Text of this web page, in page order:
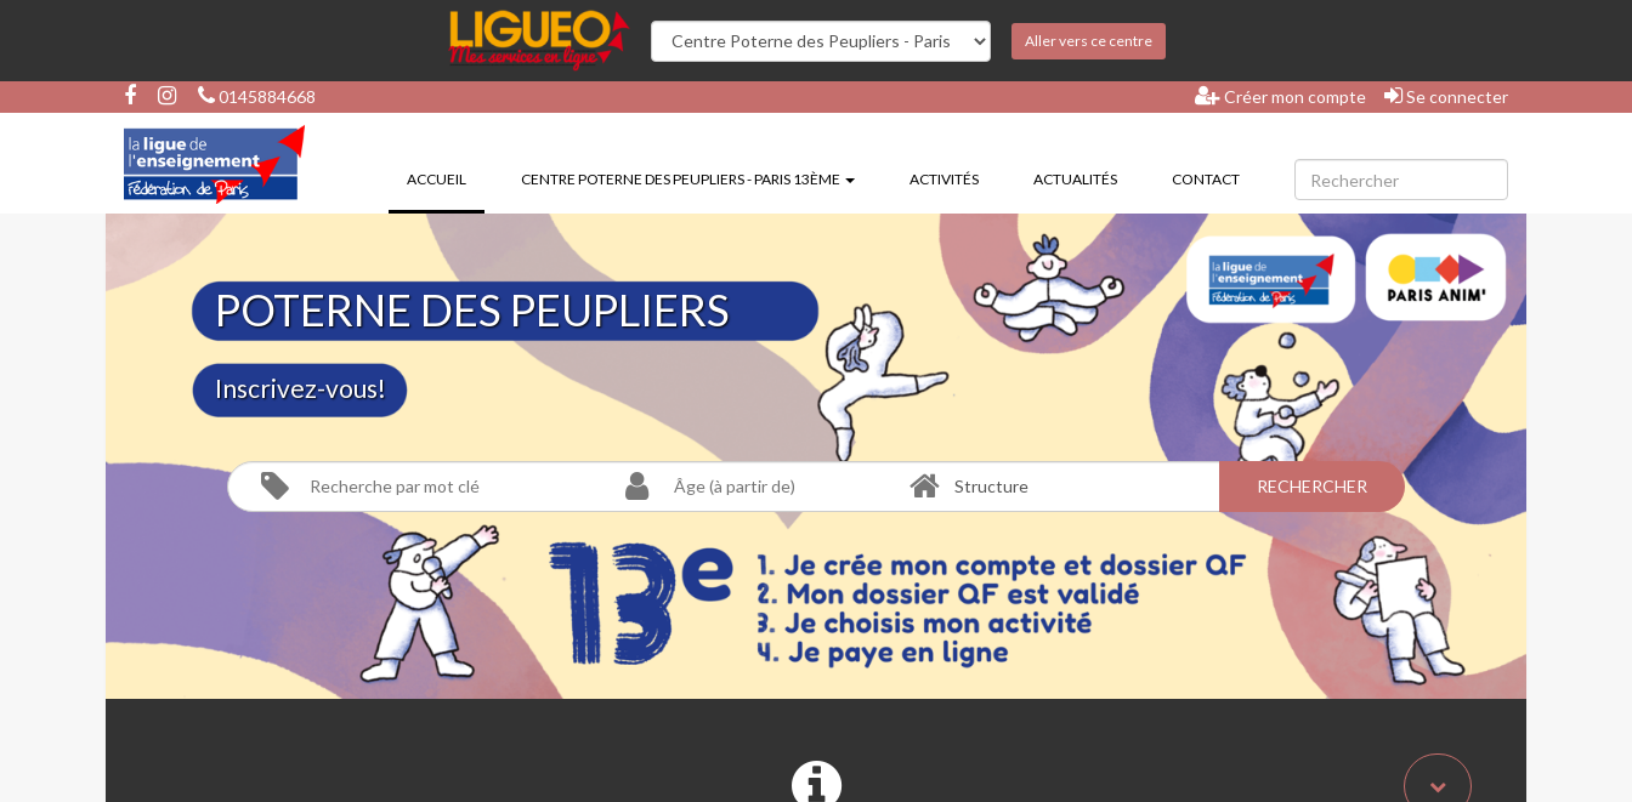
Aller vers ce centre
0145884668 Créer mon compte Se connecter
ACCUEIL (CURRENT)CENTRE POTERNE DES PEUPLIERS - PARIS 13ÈME ACTIVITÉS ACTUALITÉS CONTACT
POTERNE DES PEUPLIERS
Inscrivez-vous!